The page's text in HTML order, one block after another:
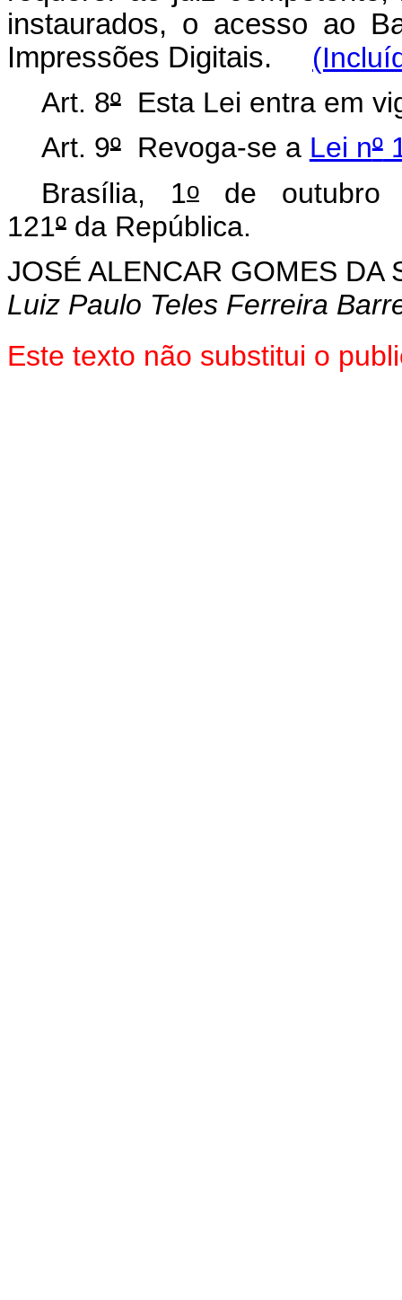
instaurados, o acesso ao
Impressões Digitais.
Art. 8ºEsta Lei entra em
Art. 9ºRevoga-se a Lei nº
Brasília, 1ode outubro
121º da República.
JOSÉ ALENCAR GOMES DA
Luiz Paulo Teles Ferreira
Este texto não substitui o